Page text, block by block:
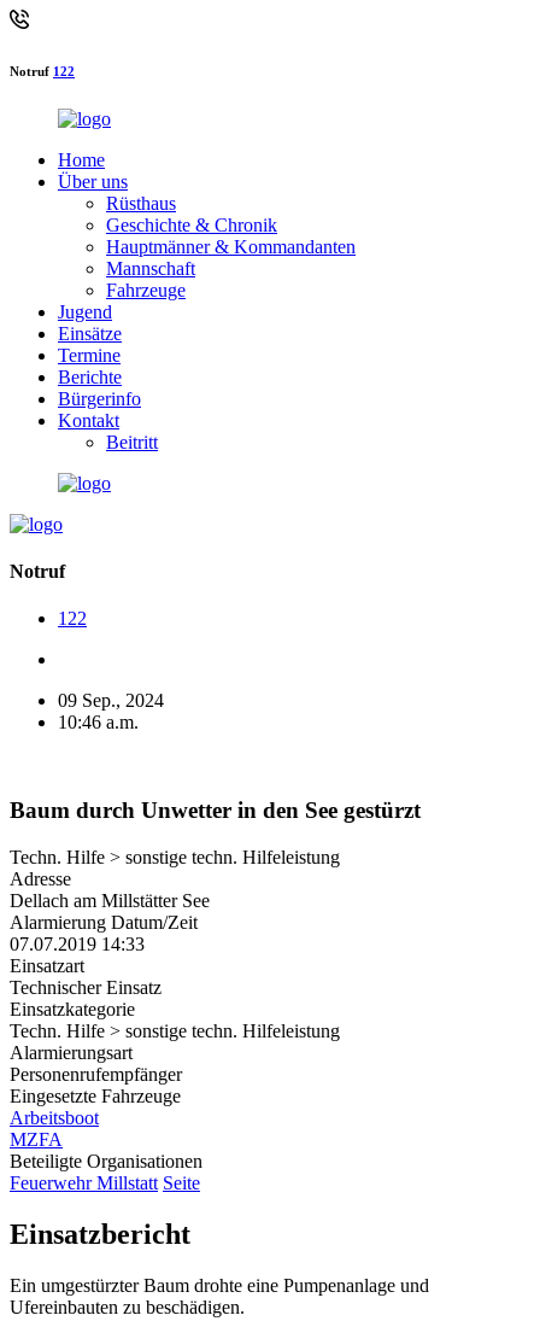
Notruf 122
Home
Über uns
Rüsthaus
Geschichte & Chronik
Hauptmänner & Kommandanten
Mannschaft
Fahrzeuge
Jugend
Einsätze
Termine
Berichte
Bürgerinfo
Kontakt
Beitritt
Notruf
122
09 Sep., 2024
10:46 a.m.
Baum durch Unwetter in den See gestürzt
Techn. Hilfe > sonstige techn. Hilfeleistung
Adresse
Dellach am Millstätter See
Alarmierung Datum/Zeit
07.07.2019 14:33
Einsatzart
Technischer Einsatz
Einsatzkategorie
Techn. Hilfe > sonstige techn. Hilfeleistung
Alarmierungsart
Personenrufempfänger
Eingesetzte Fahrzeuge
Arbeitsboot
MZFA
Beteiligte Organisationen
Feuerwehr Millstatt Seite
Einsatzbericht
Ein umgestürzter Baum drohte eine Pumpenanlage und
Ufereinbauten zu beschädigen.